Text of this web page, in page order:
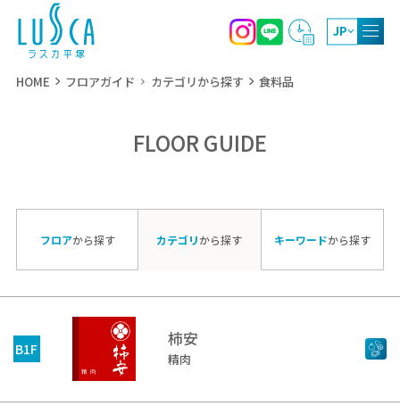
屋上庭園
10:00～17:00（10月～3月）
JP
HOME フロアガイド カテゴリから探す 食料品
FLOOR GUIDE
フロアから探す カテゴリから探す キーワードから探す
B1F 柿安
精肉